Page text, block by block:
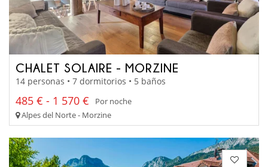
CHALET SOLAIRE - MORZINE
14 personas • 7 dormitorios • 5 baños
485 € - 1 570 €
Por noche
Alpes del Norte - Morzine